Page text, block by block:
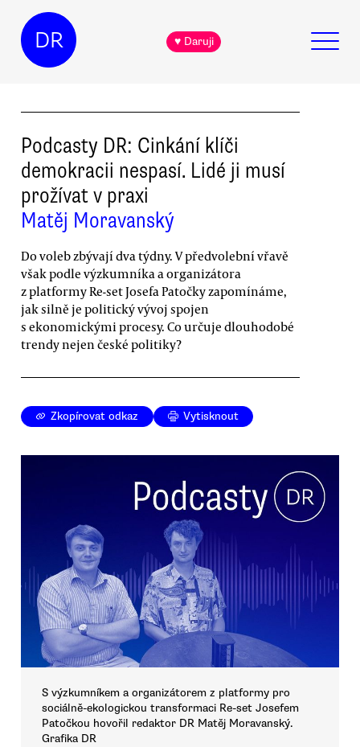
DR ♥ Daruji
Podcasty DR: Cinkání klíči
demokracii nespasí. Lidé ji musí
prožívat v praxi
Matěj Moravanský
Do voleb zbývají dva týdny. V předvolební vřavě
však podle výzkumníka a organizátora
z platformy Re-set Josefa Patočky zapomínáme,
jak silně je politický vývoj spojen
s ekonomickými procesy. Co určuje dlouhodobé
trendy nejen české politiky?
Zkopírovat odkaz Vytisknout
S výzkumníkem a organizátorem z platformy pro
sociálně-ekologickou transformaci Re-set Josefem
Patočkou hovořil redaktor DR Matěj Moravanský.
Grafika DR